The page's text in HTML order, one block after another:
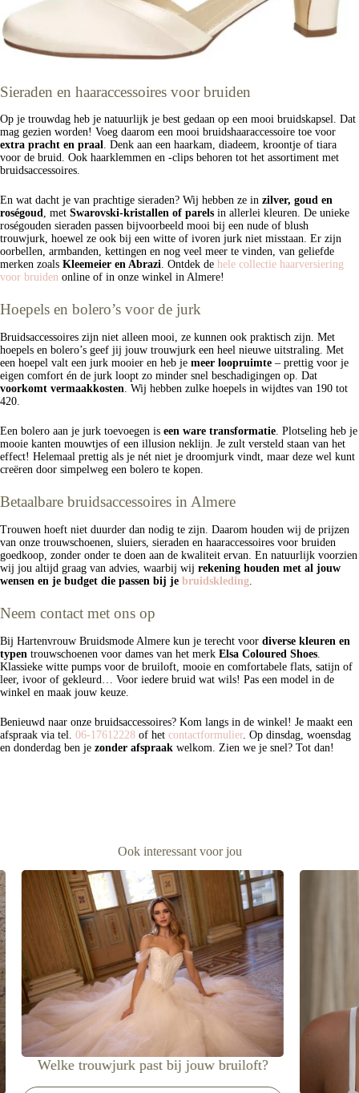
Sieraden en haaraccessoires voor bruiden
Op je trouwdag heb je natuurlijk je best gedaan op een mooi bruidskapsel. Dat
mag gezien worden! Voeg daarom een mooi bruidshaaraccessoire toe voor
extra pracht en praal. Denk aan een haarkam, diadeem, kroontje of tiara
voor de bruid. Ook haarklemmen en -clips behoren tot het assortiment met
bruidsaccessoires.
En wat dacht je van prachtige sieraden? Wij hebben ze in zilver, goud en
roségoud, met Swarovski-kristallen of parels in allerlei kleuren. De unieke
roségouden sieraden passen bijvoorbeeld mooi bij een nude of blush
trouwjurk, hoewel ze ook bij een witte of ivoren jurk niet misstaan. Er zijn
oorbellen, armbanden, kettingen en nog veel meer te vinden, van geliefde
merken zoals Kleemeier en Abrazi. Ontdek de hele collectie haarversiering
voor bruiden online of in onze winkel in Almere!
Hoepels en bolero’s voor de jurk
Bruidsaccessoires zijn niet alleen mooi, ze kunnen ook praktisch zijn. Met
hoepels en bolero’s geef jij jouw trouwjurk een heel nieuwe uitstraling. Met
een hoepel valt een jurk mooier en heb je meer loopruimte – prettig voor je
eigen comfort én de jurk loopt zo minder snel beschadigingen op. Dat
voorkomt vermaakkosten. Wij hebben zulke hoepels in wijdtes van 190 tot
420.
Een bolero aan je jurk toevoegen is een ware transformatie. Plotseling heb je
mooie kanten mouwtjes of een illusion neklijn. Je zult versteld staan van het
effect! Helemaal prettig als je nét niet je droomjurk vindt, maar deze wel kunt
creëren door simpelweg een bolero te kopen.
Betaalbare bruidsaccessoires in Almere
Trouwen hoeft niet duurder dan nodig te zijn. Daarom houden wij de prijzen
van onze trouwschoenen, sluiers, sieraden en haaraccessoires voor bruiden
goedkoop, zonder onder te doen aan de kwaliteit ervan. En natuurlijk voorzien
wij jou altijd graag van advies, waarbij wij rekening houden met al jouw
wensen en je budget die passen bij je bruidskleding
Neem contact met ons op
Bij Hartenvrouw Bruidsmode Almere kun je terecht voor diverse kleuren en
typen trouwschoenen voor dames van het merk Elsa Coloured Shoes
Klassieke witte pumps voor de bruiloft, mooie en comfortabele flats, satijn of
leer, ivoor of gekleurd… Voor iedere bruid wat wils! Pas een model in de
winkel en maak jouw keuze.
Benieuwd naar onze bruidsaccessoires? Kom langs in de winkel! Je maakt een
afspraak via tel. 06-17612228 of het contactformulier. Op dinsdag, woensdag
en donderdag ben je zonder afspraak welkom. Zien we je snel? Tot dan!
Ook interessant voor jou
Welke trouwjurk past bij jouw bruiloft?